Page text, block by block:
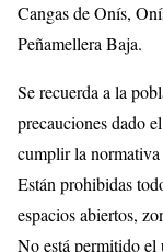
Cangas de Onís,
Peñamellera Baja.
Se recuerda a la
precauciones dado
cumplir la
Están prohibidas
espacios abiertos,
No está permitido